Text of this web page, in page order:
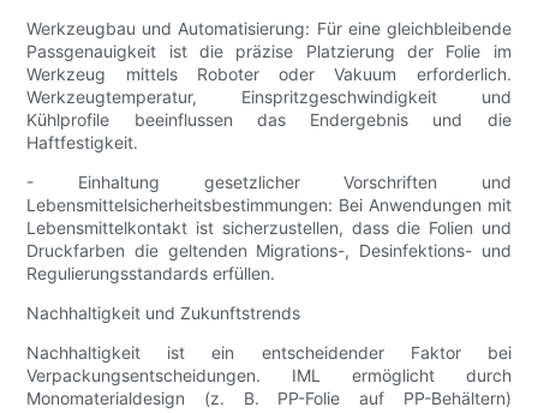
Werkzeugbau und Automatisierung: Für eine gleichbleibende
Passgenauigkeit ist die präzise Platzierung der Folie im
Werkzeug mittels Roboter oder Vakuum erforderlich.
Werkzeugtemperatur, Einspritzgeschwindigkeit und
Kühlprofile beeinflussen das Endergebnis und die
Haftfestigkeit.
- Einhaltung gesetzlicher Vorschriften und
Lebensmittelsicherheitsbestimmungen: Bei Anwendungen mit
Lebensmittelkontakt ist sicherzustellen, dass die Folien und
Druckfarben die geltenden Migrations-, Desinfektions- und
Regulierungsstandards erfüllen.
Nachhaltigkeit und Zukunftstrends
Nachhaltigkeit ist ein entscheidender Faktor bei
Verpackungsentscheidungen. IML ermöglicht durch
Monomaterialdesign (z. B. PP-Folie auf PP-Behältern)